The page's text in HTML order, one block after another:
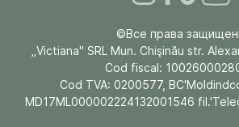
©Все права
„Victiana" SRL Mun. Chişinău str.
Cod fiscal:
Cod TVA: 0200577,
MD17ML000002224132001546